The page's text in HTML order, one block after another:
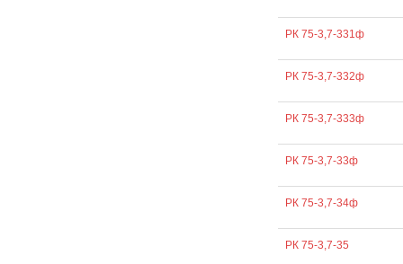
РК 75-3,7-331ф
РК 75-3,7-332ф
РК 75-3,7-333ф
РК 75-3,7-33ф
РК 75-3,7-34ф
РК 75-3,7-35